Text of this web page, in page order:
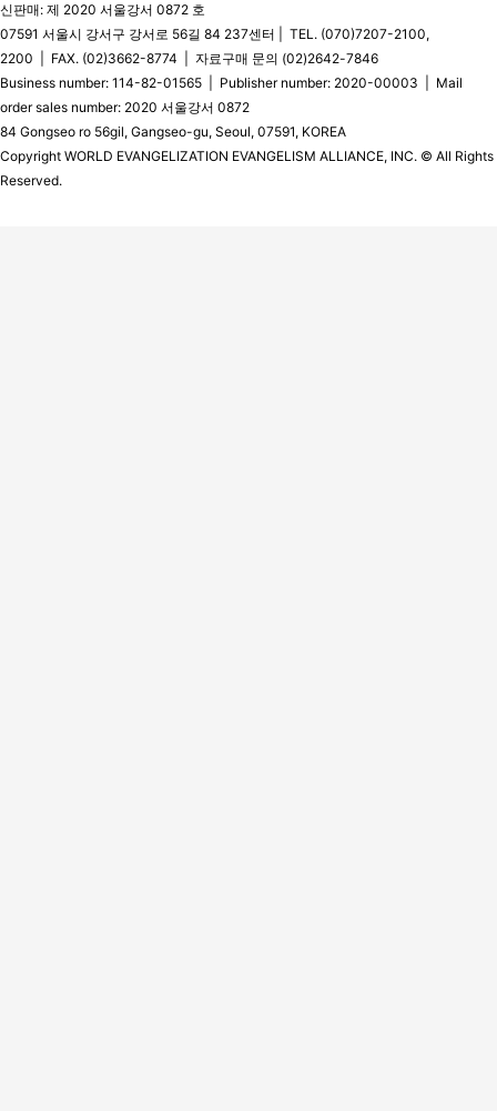
신판매: 제 2020 서울강서 0872 호
07591 서울시 강서구 강서로 56길 84 237센터 | TEL. (070)7207-2100,
2200 | FAX. (02)3662-8774 | 자료구매 문의 (02)2642-7846
Business number: 114-82-01565 | Publisher number: 2020-00003 | Mail
order sales number: 2020 서울강서 0872
84 Gongseo ro 56gil, Gangseo-gu, Seoul, 07591, KOREA
Copyright WORLD EVANGELIZATION EVANGELISM ALLIANCE, INC. © All Rights
Reserved.